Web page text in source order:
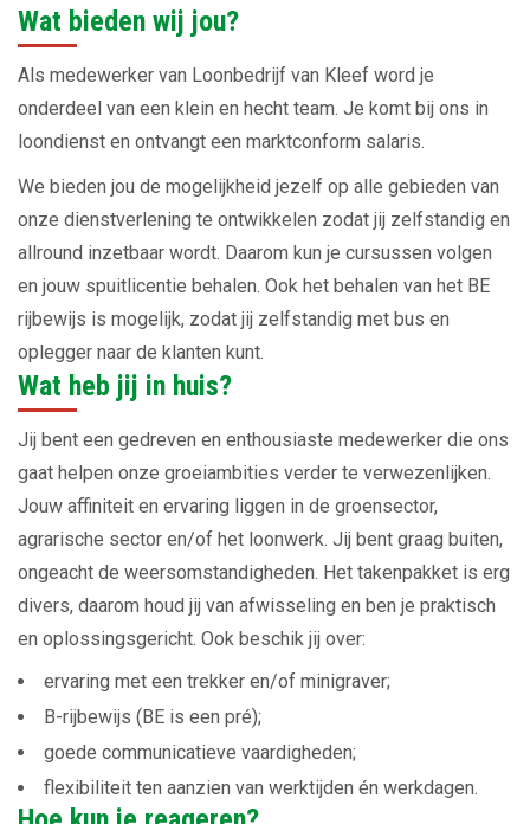
Wat bieden wij jou?
Als medewerker van Loonbedrijf van Kleef word je
onderdeel van een klein en hecht team. Je komt bij ons in
loondienst en ontvangt een marktconform salaris.
We bieden jou de mogelijkheid jezelf op alle gebieden van
onze dienstverlening te ontwikkelen zodat jij zelfstandig en
allround inzetbaar wordt. Daarom kun je cursussen volgen
en jouw spuitlicentie behalen. Ook het behalen van het BE
rijbewijs is mogelijk, zodat jij zelfstandig met bus en
oplegger naar de klanten kunt.
Wat heb jij in huis?
Jij bent een gedreven en enthousiaste medewerker die ons
gaat helpen onze groeiambities verder te verwezenlijken.
Jouw affiniteit en ervaring liggen in de groensector,
agrarische sector en/of het loonwerk. Jij bent graag buiten,
ongeacht de weersomstandigheden. Het takenpakket is erg
divers, daarom houd jij van afwisseling en ben je praktisch
en oplossingsgericht. Ook beschik jij over:
ervaring met een trekker en/of minigraver;
B-rijbewijs (BE is een pré);
goede communicatieve vaardigheden;
flexibiliteit ten aanzien van werktijden én werkdagen.